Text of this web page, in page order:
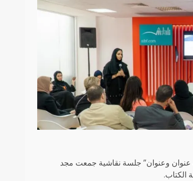
بدورته الـ 38، نظمت مبادرة “ألف عنوان وعنوان” جلسة نقاشية جمعت مجد
الكتاب.